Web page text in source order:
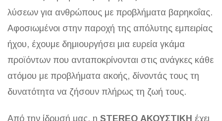
λύσεων για ανθρώπους με προβλήματα βαρηκοΐας.
Αφοσιωμένοι στην παροχή της απόλυτης εμπειρίας
ήχου, έχουμε δημιουργήσει μια ευρεία γκάμα
προϊόντων που ανταποκρίνονται στις ανάγκες κάθε
ατόμου με προβλήματα ακοής, δίνοντάς τους τη
δυνατότητα να ζήσουν πλήρως τη ζωή τους.
Από την ίδρυσή μας, η STEREO ΑΚΟΥΣΤΙΚΗ έχει